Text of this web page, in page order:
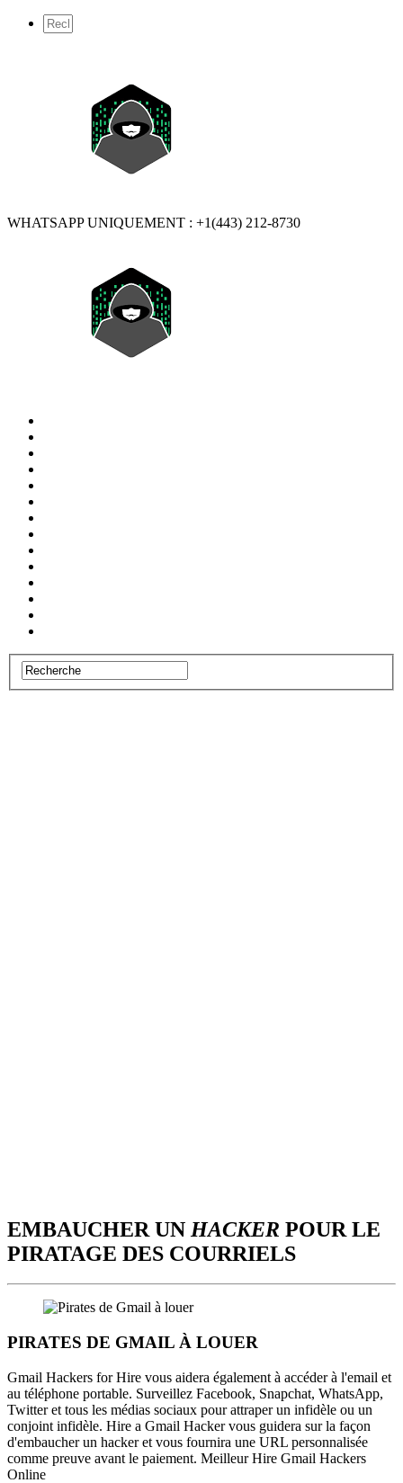
WHATSAPP UNIQUEMENT : +1(443) 212-8730
EMBAUCHER UN HACKER POUR LE
PIRATAGE DES COURRIELS
PIRATES DE GMAIL À LOUER
Gmail Hackers for Hire vous aidera également à accéder à l'email et
au téléphone portable. Surveillez Facebook, Snapchat, WhatsApp,
Twitter et tous les médias sociaux pour attraper un infidèle ou un
conjoint infidèle. Hire a Gmail Hacker vous guidera sur la façon
d'embaucher un hacker et vous fournira une URL personnalisée
comme preuve avant le paiement. Meilleur Hire Gmail Hackers
Online